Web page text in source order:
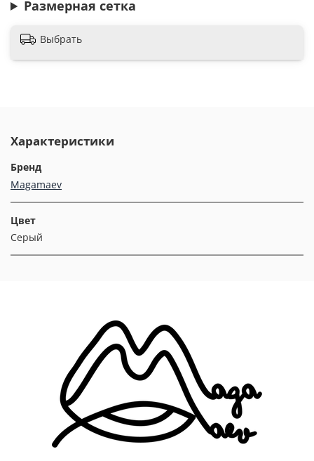
Размерная сетка
Выбрать
Характеристики
Бренд
Magamaev
Цвет
Серый